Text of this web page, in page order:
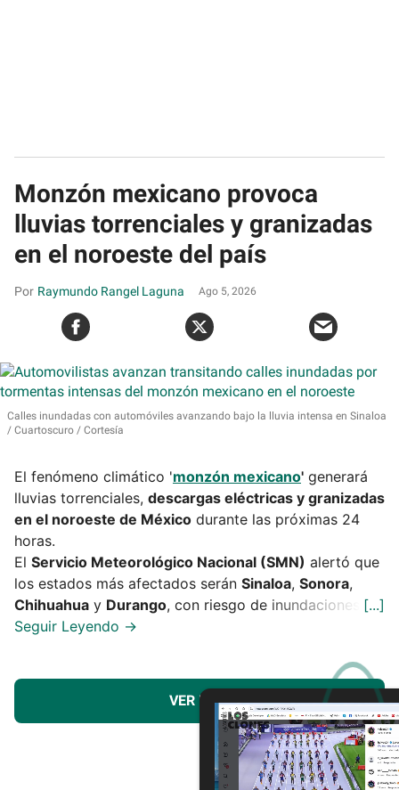
Monzón mexicano provoca
lluvias torrenciales y granizadas
en el noroeste del país
Raymundo Rangel Laguna Ago 5, 2026
Calles inundadas con automóviles avanzando bajo la lluvia intensa en Sinaloa
Cuartoscuro / Cortesía
El fenómeno climático 'monzón mexicano' generará
lluvias torrenciales, descargas eléctricas y granizadas
en el noroeste de México durante las próximas 24
horas.
El Servicio Meteorológico Nacional (SMN) alertó que
los estados más afectados serán Sinaloa, Sonora,
Chihuahua y Durango, con riesgo de inundaciones.
VER MÁS